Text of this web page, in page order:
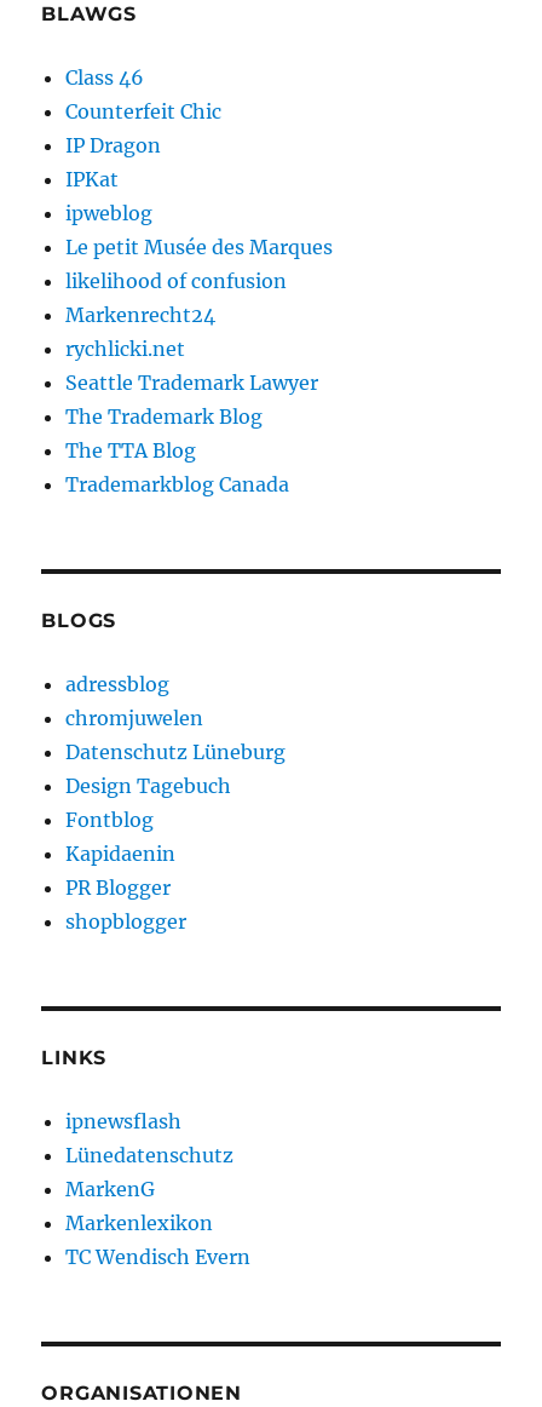
BLAWGS
Class 46
Counterfeit Chic
IP Dragon
IPKat
ipweblog
Le petit Musée des Marques
likelihood of confusion
Markenrecht24
rychlicki.net
Seattle Trademark Lawyer
The Trademark Blog
The TTA Blog
Trademarkblog Canada
BLOGS
adressblog
chromjuwelen
Datenschutz Lüneburg
Design Tagebuch
Fontblog
Kapidaenin
PR Blogger
shopblogger
LINKS
ipnewsflash
Lünedatenschutz
MarkenG
Markenlexikon
TC Wendisch Evern
ORGANISATIONEN